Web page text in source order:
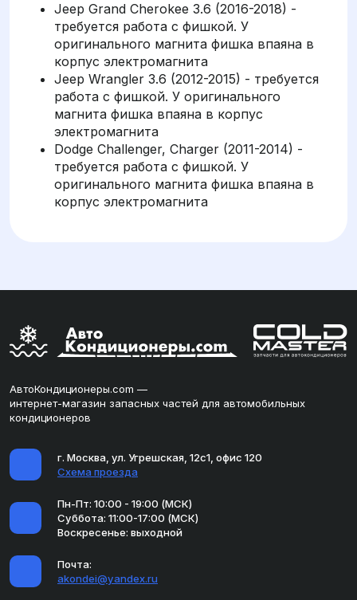
Jeep Grand Cherokee 3.6 (2016-2018) -
требуется работа с фишкой. У
оригинального магнита фишка впаяна в
корпус электромагнита
Jeep Wrangler 3.6 (2012-2015) - требуется
работа с фишкой. У оригинального
магнита фишка впаяна в корпус
электромагнита
Dodge Challenger, Charger (2011-2014) -
требуется работа с фишкой. У
оригинального магнита фишка впаяна в
корпус электромагнита
АвтоКондиционеры.com —
интернет-магазин запасных частей для автомобильных
кондиционеров
г. Москва, ул. Угрешская, 12с1, офис 120
Схема проезда
Пн-Пт: 10:00 - 19:00 (МСК)
Суббота: 11:00-17:00 (МСК)
Воскресенье: выходной
Почта:
akondei@yandex.ru